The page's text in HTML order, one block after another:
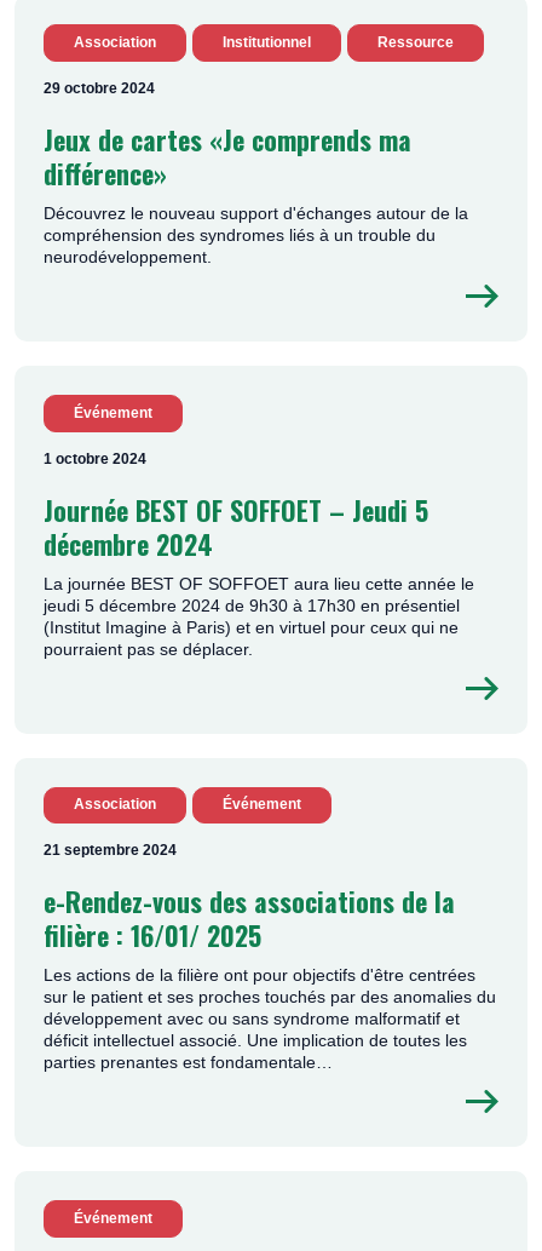
Association Institutionnel Ressource
29 octobre 2024
Jeux de cartes «Je comprends ma
différence»
Découvrez le nouveau support d'échanges autour de la
compréhension des syndromes liés à un trouble du
neurodéveloppement.
Événement
1 octobre 2024
Journée BEST OF SOFFOET – Jeudi 5
décembre 2024
La journée BEST OF SOFFOET aura lieu cette année le
jeudi 5 décembre 2024 de 9h30 à 17h30 en présentiel
(Institut Imagine à Paris) et en virtuel pour ceux qui ne
pourraient pas se déplacer.
Association Événement
21 septembre 2024
e-Rendez-vous des associations de la
filière : 16/01/ 2025
Les actions de la filière ont pour objectifs d'être centrées
sur le patient et ses proches touchés par des anomalies du
développement avec ou sans syndrome malformatif et
déficit intellectuel associé. Une implication de toutes les
parties prenantes est fondamentale…
Événement